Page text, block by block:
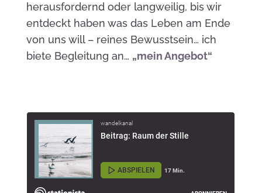
herausfordernd oder langweilig, bis wir
entdeckt haben was das Leben am Ende
von uns will – reines Bewusstsein… ich
biete Begleitung an… „mein Angebot“